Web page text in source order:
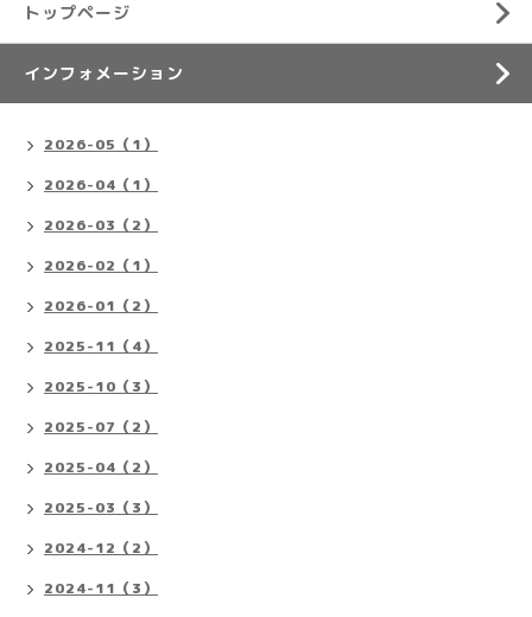
トップページ
インフォメーション
2026-05（1）
2026-04（1）
2026-03（2）
2026-02（1）
2026-01（2）
2025-11（4）
2025-10（3）
2025-07（2）
2025-04（2）
2025-03（3）
2024-12（2）
2024-11（3）